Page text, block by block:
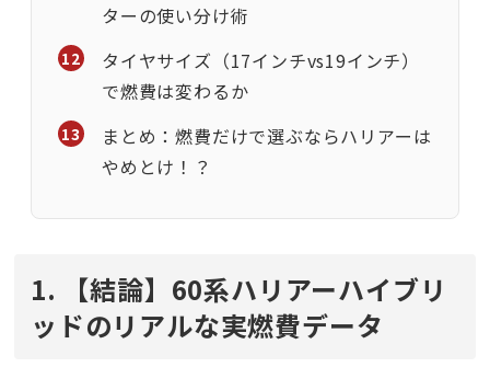
ターの使い分け術
タイヤサイズ（17インチvs19インチ）
で燃費は変わるか
まとめ：燃費だけで選ぶならハリアーは
やめとけ！？
1. 【結論】60系ハリアーハイブリ
ッドのリアルな実燃費データ